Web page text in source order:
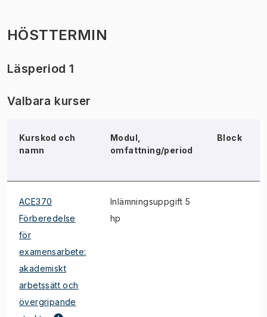
HÖSTTERMIN
Läsperiod 1
Valbara kurser
Kurskod och
namn
Modul,
omfattning/period
Block
ACE370
Förberedelse
för
examensarbete:
akademiskt
arbetssätt och
övergripande
Inlämningsuppgift 5
hp